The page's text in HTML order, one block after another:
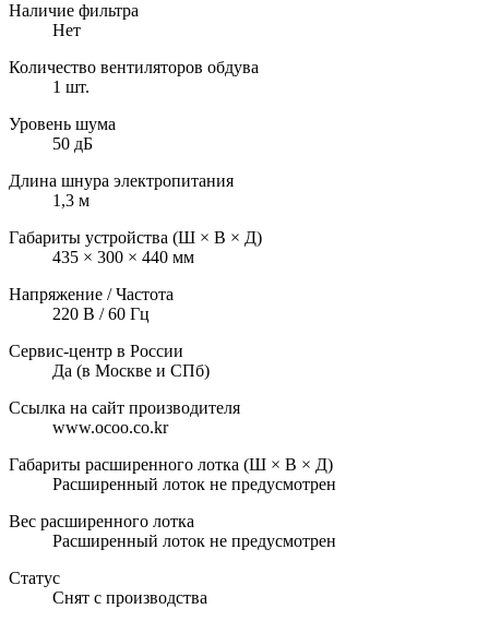
Наличие фильтра
Нет
Количество вентиляторов обдува
1 шт.
Уровень шума
50 дБ
Длина шнура электропитания
1,3 м
Габариты устройства (Ш × В × Д)
435 × 300 × 440 мм
Напряжение / Частота
220 В / 60 Гц
Сервис-центр в России
Да (в Москве и СПб)
Ссылка на сайт производителя
www.ocoo.co.kr
Габариты расширенного лотка (Ш × В × Д)
Расширенный лоток не предусмотрен
Вес расширенного лотка
Расширенный лоток не предусмотрен
Статус
Снят с производства